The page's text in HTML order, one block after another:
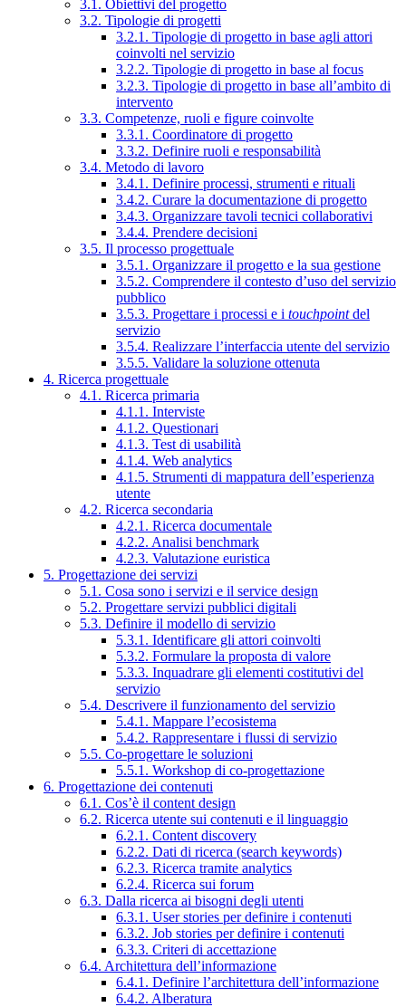
3.1. Obiettivi del progetto
3.2. Tipologie di progetti
3.2.1. Tipologie di progetto in base agli attori
coinvolti nel servizio
3.2.2. Tipologie di progetto in base al focus
3.2.3. Tipologie di progetto in base all’ambito di
intervento
3.3. Competenze, ruoli e figure coinvolte
3.3.1. Coordinatore di progetto
3.3.2. Definire ruoli e responsabilità
3.4. Metodo di lavoro
3.4.1. Definire processi, strumenti e rituali
3.4.2. Curare la documentazione di progetto
3.4.3. Organizzare tavoli tecnici collaborativi
3.4.4. Prendere decisioni
3.5. Il processo progettuale
3.5.1. Organizzare il progetto e la sua gestione
3.5.2. Comprendere il contesto d’uso del servizio
pubblico
3.5.3. Progettare i processi e i touchpointdel
servizio
3.5.4. Realizzare l’interfaccia utente del servizio
3.5.5. Validare la soluzione ottenuta
4. Ricerca progettuale
4.1. Ricerca primaria
4.1.1. Interviste
4.1.2. Questionari
4.1.3. Test di usabilità
4.1.4. Web analytics
4.1.5. Strumenti di mappatura dell’esperienza
utente
4.2. Ricerca secondaria
4.2.1. Ricerca documentale
4.2.2. Analisi benchmark
4.2.3. Valutazione euristica
5. Progettazione dei servizi
5.1. Cosa sono i servizi e il service design
5.2. Progettare servizi pubblici digitali
5.3. Definire il modello di servizio
5.3.1. Identificare gli attori coinvolti
5.3.2. Formulare la proposta di valore
5.3.3. Inquadrare gli elementi costitutivi del
servizio
5.4. Descrivere il funzionamento del servizio
5.4.1. Mappare l’ecosistema
5.4.2. Rappresentare i flussi di servizio
5.5. Co-progettare le soluzioni
5.5.1. Workshop di co-progettazione
6. Progettazione dei contenuti
6.1. Cos’è il content design
6.2. Ricerca utente sui contenuti e il linguaggio
6.2.1. Content discovery
6.2.2. Dati di ricerca (search keywords)
6.2.3. Ricerca tramite analytics
6.2.4. Ricerca sui forum
6.3. Dalla ricerca ai bisogni degli utenti
6.3.1. User stories per definire i contenuti
6.3.2. Job stories per definire i contenuti
6.3.3. Criteri di accettazione
6.4. Architettura dell’informazione
6.4.1. Definire l’architettura dell’informazione
6.4.2. Alberatura